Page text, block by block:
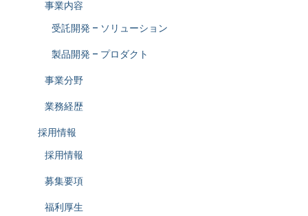
事業内容
受託開発 – ソリューション
製品開発 – プロダクト
事業分野
業務経歴
採用情報
採用情報
募集要項
福利厚生